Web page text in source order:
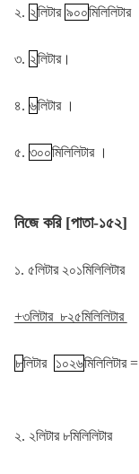
২. ২লিটার ৯০০মিলিলিটার
৩. ২লিটার।
৪. ৬লিটার ।
৫. ৩০০মিলিলিটার ।
নিজে করি [পাতা-১৫২]
১. ৫লিটার ২০১মিলিলিটার
+৩লিটার ৮২৫মিলিলিটার
৮লিটার ১০২৬মিলিলিটার =
২. ২লিটার ৮মিলিলিটার